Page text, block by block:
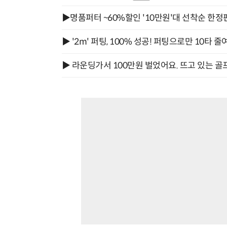
▶명품퍼터 ~60%할인 '10만원'대 선착순 한정
▶ '2m' 퍼팅, 100% 성공! 퍼팅으로만 10타 줄
▶ 라운딩가서 100만원 벌었어요. 뜨고 있는 골